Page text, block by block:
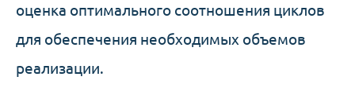
оценка оптимального соотношения циклов
для обеспечения необходимых объемов
реализации.